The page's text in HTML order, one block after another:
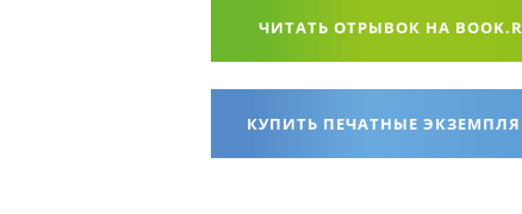
ЧИТАТЬ ОТРЫВОК НА
КУПИТЬ ПЕЧАТНЫЕ